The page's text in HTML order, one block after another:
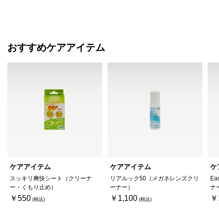
おすすめケアアイテム
ケアアイテム
スッキリ爽快シート（クリーナ
ー・くもり止め）
￥550
ケアアイテム
リアルック50（メガネレンズクリ
ーナー）
￥1,100
ケ
ナ